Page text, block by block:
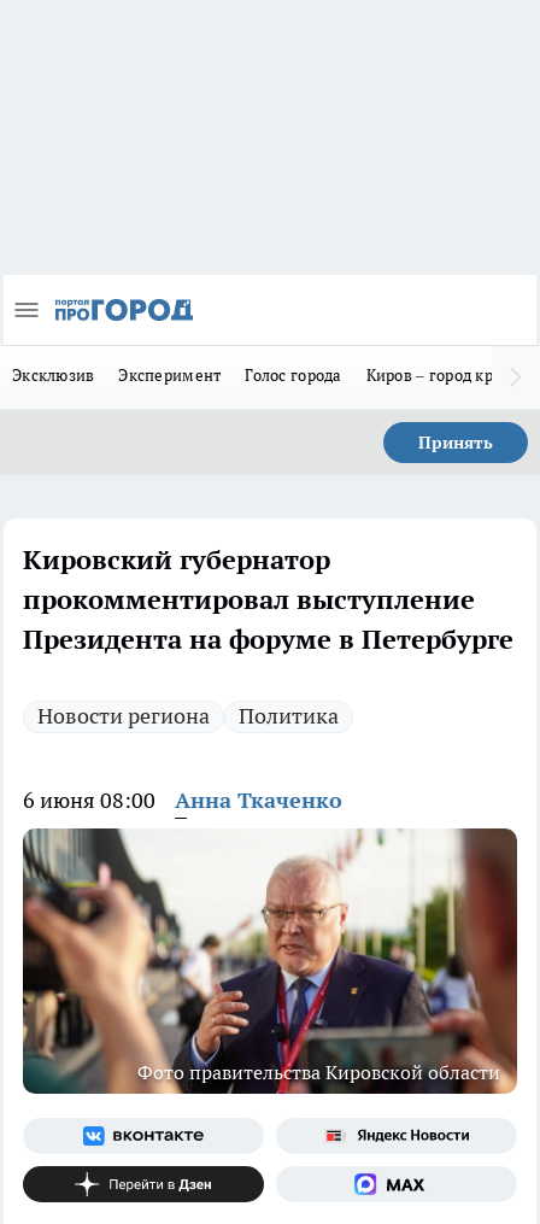
Эксклюзив Эксперимент Голос города Киров – город
Принять
Кировский губернатор
прокомментировал выступление
Президента на форуме в Петербурге
Новости региона Политика
6 июня 08:00 Анна Ткаченко
Фото правительства Кировской области